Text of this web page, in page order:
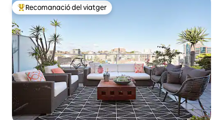
Principals recomanacions dels viatgers
Recomanació del viatger